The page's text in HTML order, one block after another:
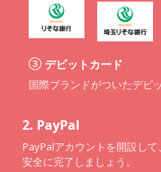
デビットカード
国際ブランドがついたデビ
2. PayPal
PayPalアカウントを開設し
安全に完了しましょう。